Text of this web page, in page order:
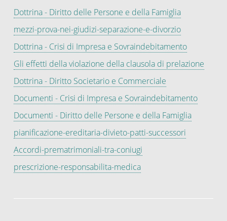
Dottrina - Diritto delle Persone e della Famiglia
mezzi-prova-nei-giudizi-separazione-e-divorzio
Dottrina - Crisi di Impresa e Sovraindebitamento
Gli effetti della violazione della clausola di prelazione
Dottrina - Diritto Societario e Commerciale
Documenti - Crisi di Impresa e Sovraindebitamento
Documenti - Diritto delle Persone e della Famiglia
pianificazione-ereditaria-divieto-patti-successori
Accordi-prematrimoniali-tra-coniugi
prescrizione-responsabilita-medica